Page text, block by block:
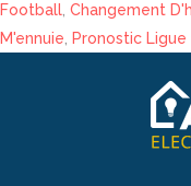
Football Changement
M'ennuie
Pronostic Ligue